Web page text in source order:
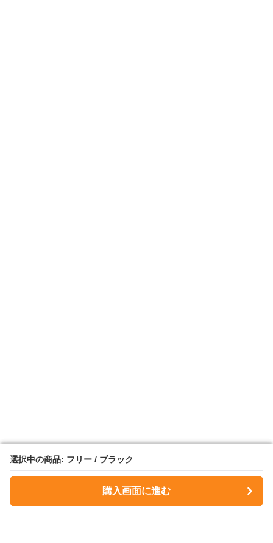
選択中の商品: フリー / ブラック
購入画面に進む
選択中の商品: フリー / ブラック
購入画面に進む